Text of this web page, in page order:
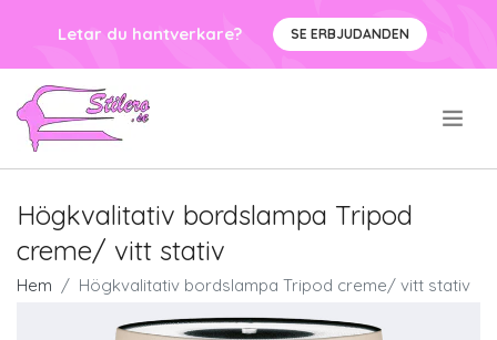
Letar du hantverkare? SE ERBJUDANDEN
Högkvalitativ bordslampa Tripod
creme/ vitt stativ
Hem Högkvalitativ bordslampa Tripod creme/ vitt stativ